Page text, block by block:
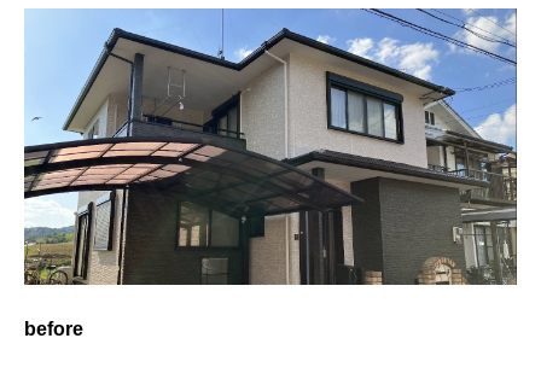
before